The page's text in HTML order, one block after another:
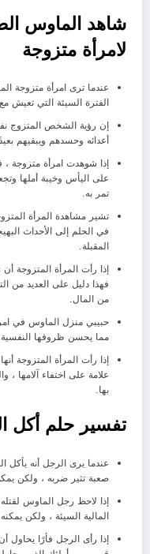
شاهد الماوس
لامرأة متزوجة
عندما ترى امرأة متزوجة
الفترة السيئة التي تعيش
إن رؤية الشخص المتزوج
أعدائه وحسدهم ويبقيهم
إذا شوهدت امرأة متزوجة
على اليأس وخيبة أملها
تمر به.
تشير مشاهدة المرأة
في الحلم إلى الأحداث
المقبلة.
إذا رأت المرأة المتزوجة
فهذا دليل على العديد من
من المال.
حبيبي منزل الماوس في
مما يحسن ظروفها
إذا رأت المرأة المتزوجة
علامة على اختفاء آلامها ،
بها.
تفسير حلم أكل
عندما يرى الرجل أنه يأكل
صعبة تثير ضربه ، ولكن
إذا لاحظ رجل الماوس
المالية السيئة ، ولكن
إذا رأى الرجل فأرًا